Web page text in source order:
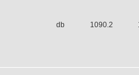
db 1090.2